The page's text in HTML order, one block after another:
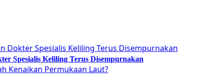
Spesialis Keliling Terus Disempurnakan